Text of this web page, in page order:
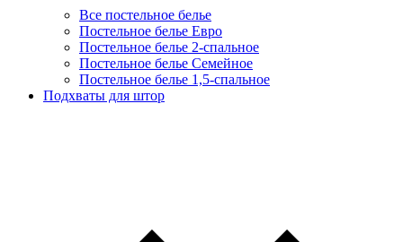
Все постельное белье
Постельное белье Евро
Постельное белье 2-спальное
Постельное белье Семейное
Постельное белье 1,5-спальное
Подхваты для штор